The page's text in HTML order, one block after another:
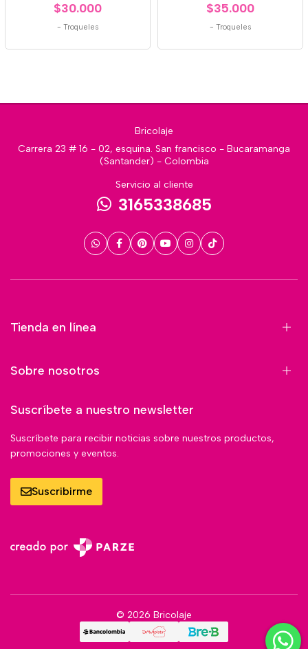
$30.000
- Troqueles
$35.000
- Troqueles
Bricolaje
Carrera 23 # 16 - 02, esquina. San francisco - Bucaramanga
(Santander) - Colombia
Servicio al cliente
3165338685
Tienda en línea
Sobre nosotros
Suscríbete a nuestro newsletter
Suscríbete para recibir noticias sobre nuestros productos,
promociones y eventos.
Suscribirme
© 2026 Bricolaje